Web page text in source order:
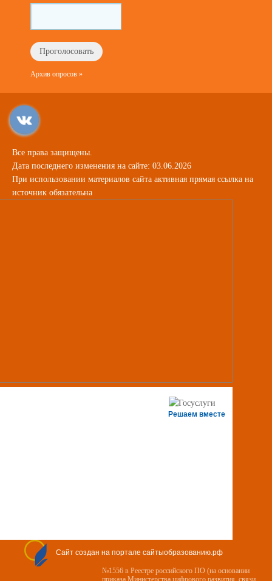
Архив опросов »
Все права защищены.
Дата последнего изменения на сайте: 03.06.2026
При использовании материалов сайта активная прямая ссылка на
источник обязательна
Решаем вместе
Сайт создан на портале сайтыобразованию.рф
№1556 в Реестре российского ПО (на основании
приказа Министерства цифрового развития, связи